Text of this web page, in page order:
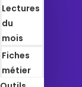
Lectures
du
mois
Fiches
métier